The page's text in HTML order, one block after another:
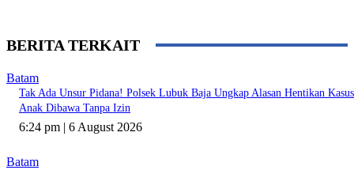
BERITA TERKAIT
Batam
Tak Ada Unsur Pidana! Polsek Lubuk Baja Ungkap Alasan Hentikan Kasus
Anak Dibawa Tanpa Izin
6:24 pm | 6 August 2026
Batam